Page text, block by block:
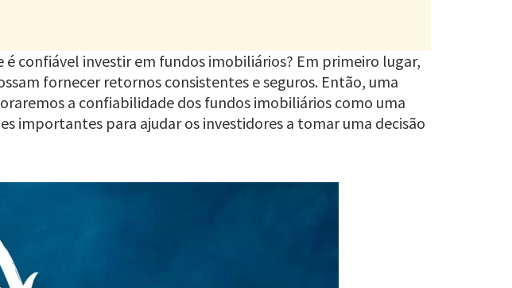
é confiável investir em fundos imobiliários? Em primeiro lugar,
fornecer retornos consistentes e seguros. Então, uma
a confiabilidade dos fundos imobiliários como uma
importantes para ajudar os investidores a tomar uma decisão